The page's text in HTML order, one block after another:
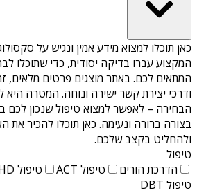
כאן תוכלו למצוא מידע אמין ונגיש על
המקצוע עברו בדיקה יסודית, כדי שתוכלו
המתאים לכם. באתר מוצגים פרטים מלאים,
ודרכי יצירת קשר ישירה ונוחה. המטרה
הבחירה – לאפשר למצוא טיפול שנכון
בצורה ברורה ונעימה. כאן תוכלו להכיר את
ולהחליט בקצב שלכם.
טיפול
הדרכת הורים
טיפול ACT טיפול ADHD
טיפול DBT